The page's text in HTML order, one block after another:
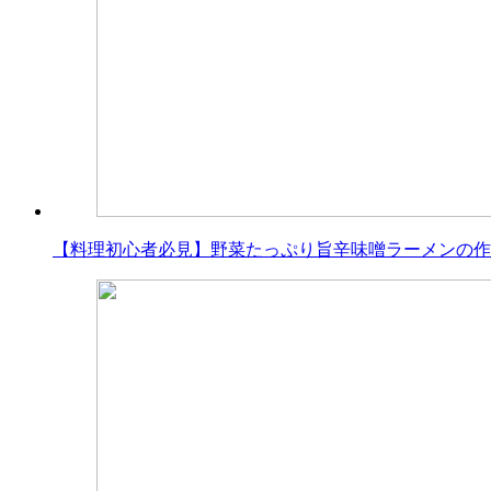
【料理初心者必見】野菜たっぷり旨辛味噌ラーメンの